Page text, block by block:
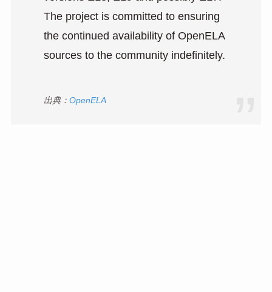
The project is committed to ensuring
the continued availability of OpenELA
sources to the community indefinitely.
出典： OpenELA